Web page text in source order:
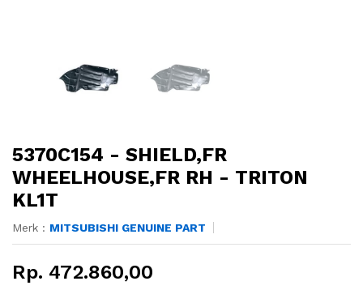
5370C154 - SHIELD,FR
WHEELHOUSE,FR RH - TRITON
KL1T
Merk : MITSUBISHI GENUINE PART
Rp. 472.860,00